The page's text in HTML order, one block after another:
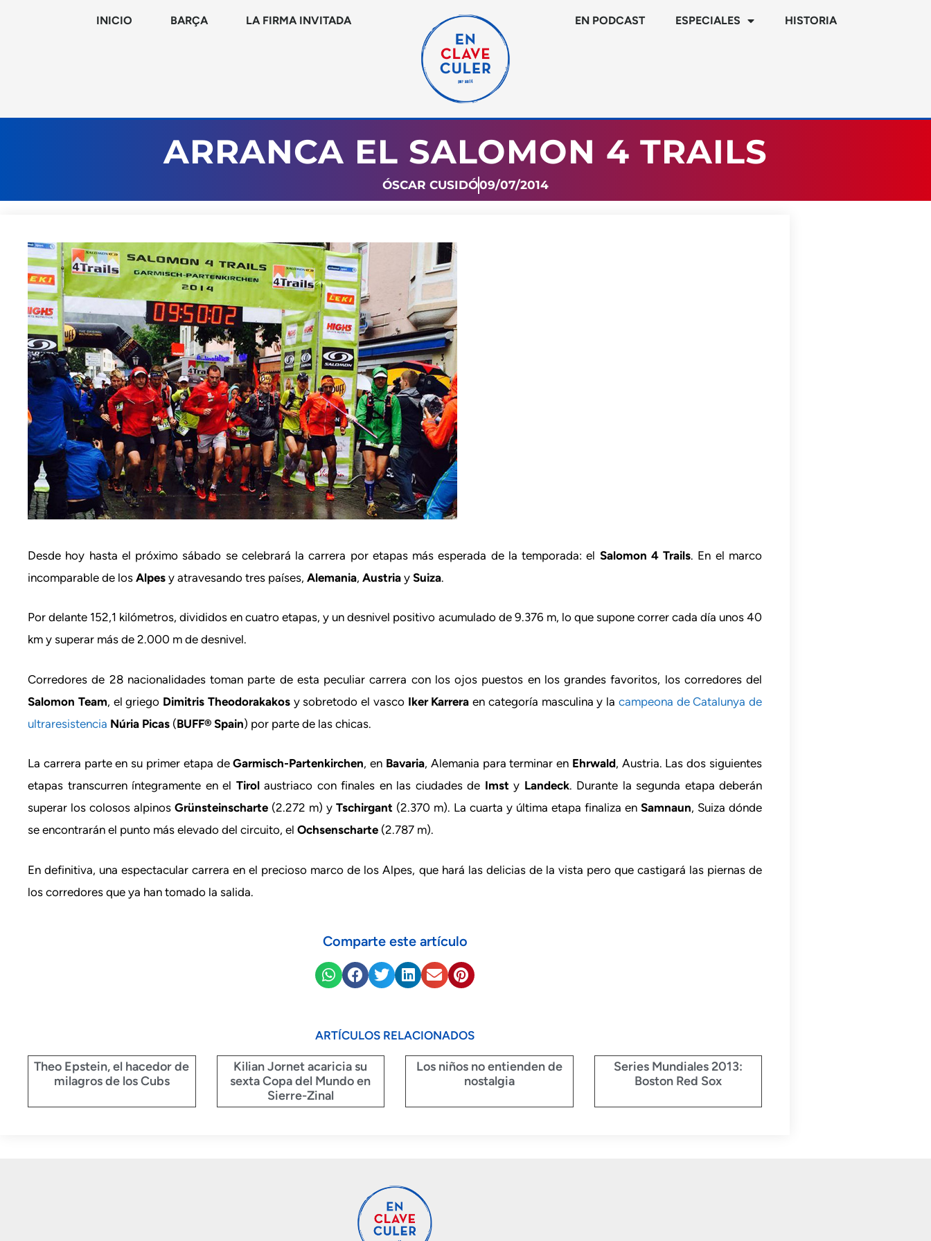
INICIO BARÇA LA FIRMA INVITADA EN PODCAST ESPECIALES HISTORIA
ARRANCA EL SALOMON 4 TRAILS
ÓSCAR CUSIDÓ09/07/2014
Desde hoy hasta el próximo sábado se celebrará la carrera por etapas más esperada de la temporada: el Salomon 4 Trails. En el marco
incomparable de los Alpes y atravesando tres países, Alemania, Austria y Suiza.
Por delante 152,1 kilómetros, divididos en cuatro etapas, y un desnivel positivo acumulado de 9.376 m, lo que supone correr cada día unos 40
km y superar más de 2.000 m de desnivel.
Corredores de 28 nacionalidades toman parte de esta peculiar carrera con los ojos puestos en los grandes favoritos, los corredores del
Salomon Team, el griego Dimitris Theodorakakosy sobretodo el vasco Iker Karrera en categoría masculina y la campeona de Catalunya de
ultraresistencia Núria Picas (BUFF® Spain) por parte de las chicas.
La carrera parte en su primer etapa deGarmisch-Partenkirchen, en Bavaria, Alemania para terminar en Ehrwald, Austria. Las dos siguientes
etapas transcurren íntegramente en el Tirolaustriaco con finales en las ciudades de Imsty Landeck. Durante la segunda etapa deberán
superar los colosos alpinos Grünsteinscharte (2.272 m) y Tschirgant (2.370 m). La cuarta y última etapa finaliza en Samnaun, Suiza dónde
se encontrarán el punto más elevado del circuito, el Ochsenscharte (2.787 m).
En definitiva, una espectacular carrera en el precioso marco de los Alpes, que hará las delicias de la vista pero que castigará las piernas de
los corredores que ya han tomado la salida.
Comparte este artículo
ARTÍCULOS RELACIONADOS
Theo Epstein, el hacedor de
milagros de los Cubs
Kilian Jornet acaricia su
sexta Copa del Mundo en
Sierre-Zinal
Los niños no entienden de
nostalgia
Series Mundiales 2013:
Boston Red Sox